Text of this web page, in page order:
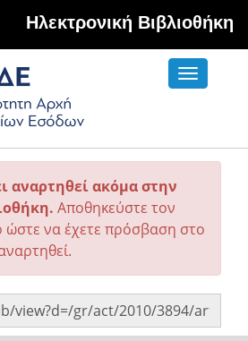
Hλεκτρονική Βιβλιοθήκη
Toggle
αναρτηθεί ακόμα στην
Αποθηκεύστε τον
να έχετε πρόσβαση στο